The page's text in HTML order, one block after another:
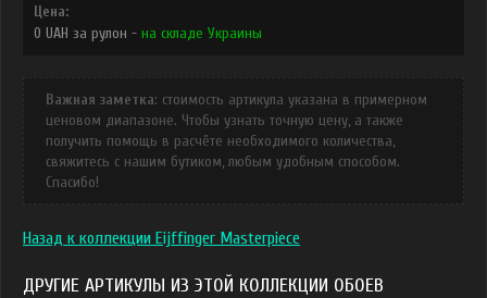
Цена:
0 UAH за рулон - на складе Украины
Важная заметка: стоимость артикула указана в примерном
ценовом диапазоне. Чтобы узнать точную цену, а также
получить помощь в расчёте необходимого количества,
свяжитесь с нашим бутиком, любым удобным способом.
Спасибо!
Назад к коллекции Eijffinger Masterpiece
ДРУГИЕ АРТИКУЛЫ ИЗ ЭТОЙ КОЛЛЕКЦИИ ОБОЕВ